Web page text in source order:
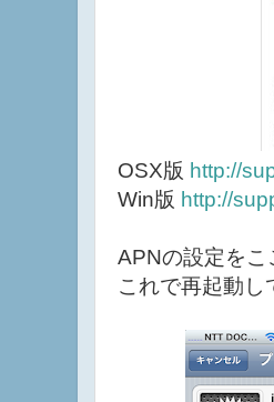
OSX版http://
APNの設定を